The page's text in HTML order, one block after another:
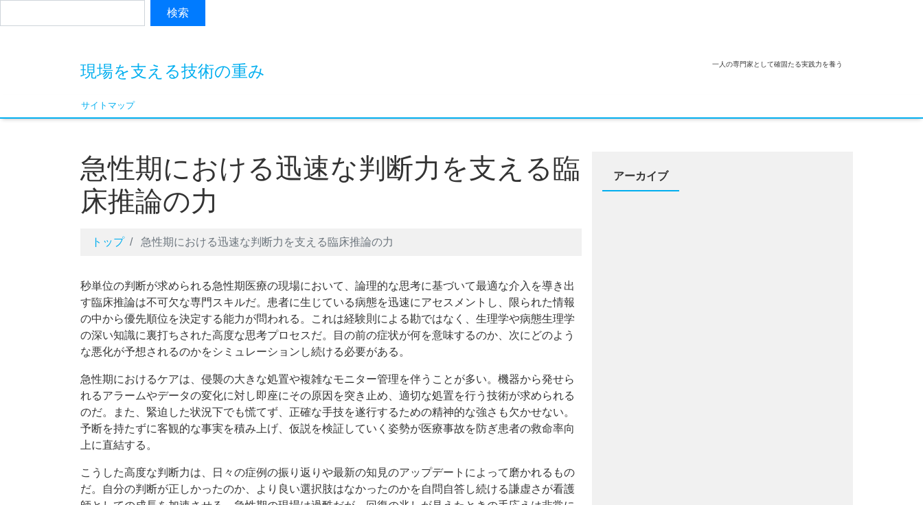
現場を支える技術の重み 一人の専門家として確固たる実践力を養う
サイトマップ
急性期における迅速な判断力を支える臨
床推論の力
トップ 急性期における迅速な判断力を支える臨床推論の力
秒単位の判断が求められる急性期医療の現場において、論理的な思考に基づいて最適な介入を導き出
す臨床推論は不可欠な専門スキルだ。患者に生じている病態を迅速にアセスメントし、限られた情報
の中から優先順位を決定する能力が問われる。これは経験則による勘ではなく、生理学や病態生理学
の深い知識に裏打ちされた高度な思考プロセスだ。目の前の症状が何を意味するのか、次にどのよう
な悪化が予想されるのかをシミュレーションし続ける必要がある。
急性期におけるケアは、侵襲の大きな処置や複雑なモニター管理を伴うことが多い。機器から発せら
れるアラームやデータの変化に対し即座にその原因を突き止め、適切な処置を行う技術が求められる
のだ。また、緊迫した状況下でも慌てず、正確な手技を遂行するための精神的な強さも欠かせない。
予断を持たずに客観的な事実を積み上げ、仮説を検証していく姿勢が医療事故を防ぎ患者の救命率向
上に直結する。
こうした高度な判断力は、日々の症例の振り返りや最新の知見のアップデートによって磨かれるもの
だ。自分の判断が正しかったのか、より良い選択肢はなかったのかを自問自答し続ける謙虚さが看護
アーカイブ